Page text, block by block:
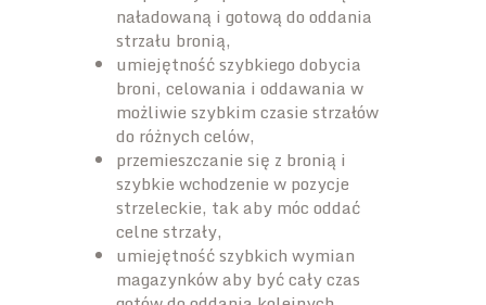
naładowaną i gotową do oddania
strzału bronią,
umiejętność szybkiego dobycia
broni, celowania i oddawania w
możliwie szybkim czasie strzałów
do różnych celów,
przemieszczanie się z bronią i
szybkie wchodzenie w pozycje
strzeleckie, tak aby móc oddać
celne strzały,
umiejętność szybkich wymian
magazynków aby być cały czas